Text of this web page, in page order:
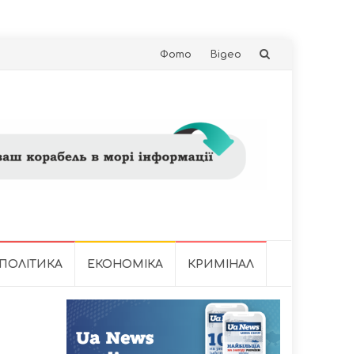
Skip
Фото Відео
ПОЛІТИКА ЕКОНОМІКА КРИМІНАЛ